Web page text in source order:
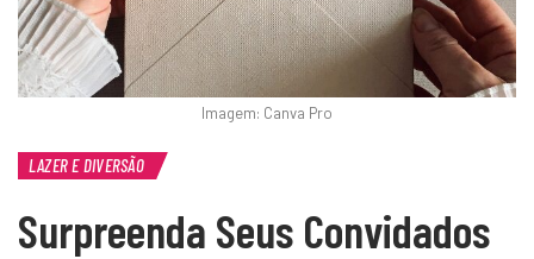
Imagem: Canva Pro
LAZER E DIVERSÃO
Surpreenda Seus Convidados